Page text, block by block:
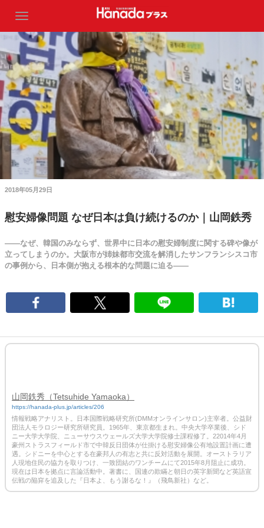
2018年05月29日
慰安婦像問題 なぜ日本は負け続けるのか｜山岡鉄秀
――なぜ、韓国のみならず、世界中に日本の慰安婦制度に関する碑や像が
立ってしまうのか。大阪市が姉妹都市交流を解消したサンフランシスコ市
の事 例から、日本側が抱える根本的な問題に迫る――
山岡鉄秀（Tetsuhide Yamaoka）
https://hanada-plus.jp/articles/206
情報戦略アナリスト。日本国際戦略研究所(DMMオンラインサロン)主宰者。公益財
団法人モラロジー研究所研究員。1965年、東京都生まれ。中央大学卒業後、シド
ニー大学大学院、ニューサウスウェールズ大学大学院修士課程修了。22014年4月
豪州ストラスフィールド市で中韓反日団体が仕掛ける慰安婦像公有地設置計画に遭
遇。シドニーを中心とする在豪邦人の有志と共に反対活動を展開。オーストラリア
人現地住民の協力を取りつけ、一致団結のワンチームにて2015年8月阻止に成功。
現在は日本を拠点に言論活動中。著書に、国連の欺瞞と朝日の英字新聞など英語宣
伝戦の陥穽を追及した『日本よ、もう謝るな！』（飛鳥新社）など。